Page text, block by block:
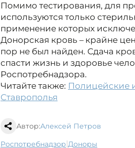
Помимо тестирования, для
используются только
применение которых
Донорская кровь – крайне
пор не был найден. Сдача
спасти жизнь и здоровье
Роспотребнадзора.
Читайте также: Полицейские
Ставрополья
Автор:Алексей Петров
Роспотребнадзор| доноры